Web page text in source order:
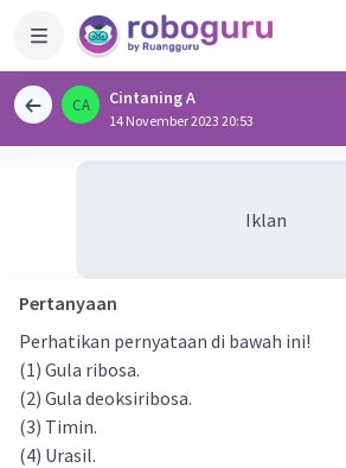
CA Cintaning A
14 November 2023 20:53
Iklan
Pertanyaan
Perhatikan pernyataan di bawah ini!
(1) Gula ribosa.
(2) Gula deoksiribosa.
(3) Timin.
(4) Urasil.